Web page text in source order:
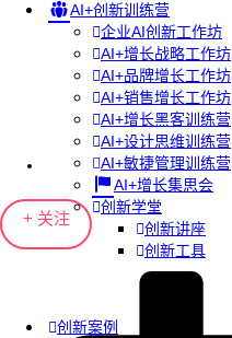
AI+创新训练营
企业AI创新工作坊
AI+增长战略工作坊
AI+品牌增长工作坊
AI+销售增长工作坊
AI+增长黑客训练营
AI+设计思维训练营
AI+敏捷管理训练营
AI+增长集思会
创新学堂
创新讲座
创新工具
创新案例
+ 关注